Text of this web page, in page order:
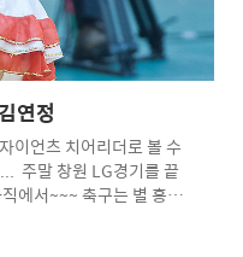
연정
이언츠 치어리더로 볼 수
주말 창원 LG경기를 끝
에서~~~ 축구는 별 흥미
어리더로 있으면 그때에
원하시느라 수고 많으